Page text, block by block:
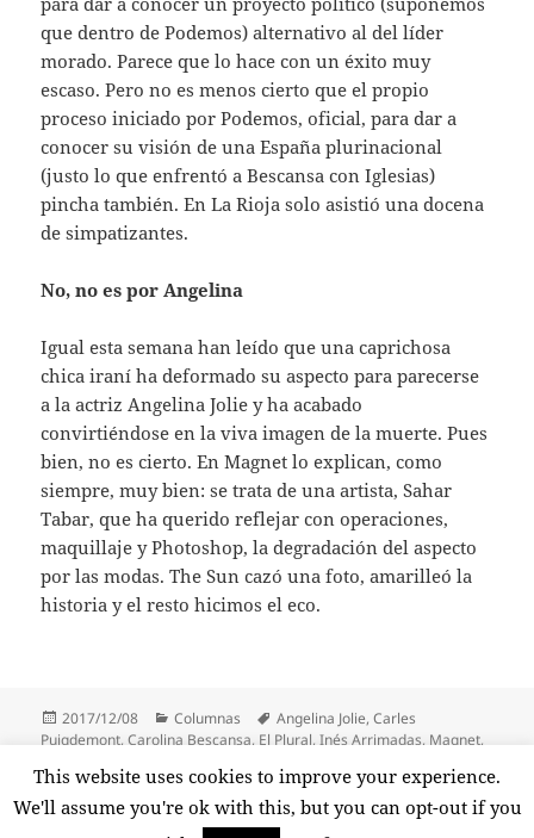
que dentro de Podemos) alternativo al del líder
morado. Parece que lo hace con un éxito muy
escaso. Pero no es menos cierto que el propio
proceso iniciado por Podemos, oficial, para dar a
conocer su visión de una España plurinacional
(justo lo que enfrentó a Bescansa con Iglesias)
pincha también. En La Rioja solo asistió una docena
de simpatizantes.
No, no es por Angelina
Igual esta semana han leído que una caprichosa
chica iraní ha deformado su aspecto para parecerse
a la actriz Angelina Jolie y ha acabado
convirtiéndose en la viva imagen de la muerte. Pues
bien, no es cierto. En Magnet lo explican, como
siempre, muy bien: se trata de una artista, Sahar
Tabar, que ha querido reflejar con operaciones,
maquillaje y Photoshop, la degradación del aspecto
por las modas. The Sun cazó una foto, amarilleó la
historia y el resto hicimos el eco.
Publicado
el
2017/12/08 Categorías
Columnas Etiquetas
Angelina Jolie,Carles
Puigdemont,Carolina Bescansa, El Plural,Inés Arrimadas, Magnet,
Sahar Tabar,Susana Díaz,Vozpópuli,Xavier Domènech
This website uses cookies to improve your experience.
We'll assume you're ok with this, but you can opt-out if you